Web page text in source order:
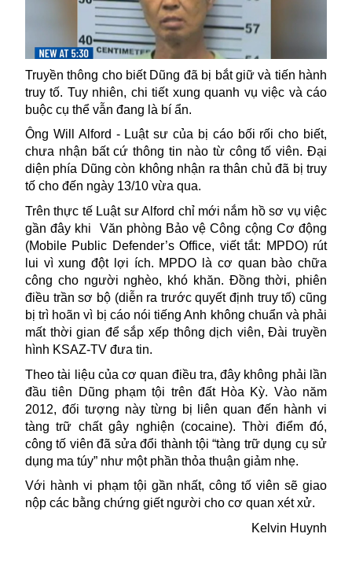
Truyền thông cho biết Dũng đã bị bắt giữ và tiến hành
truy tố. Tuy nhiên, chi tiết xung quanh vụ việc và cáo
buộc cụ thể vẫn đang là bí ẩn.
Ông Will Alford - Luật sư của bị cáo bối rối cho biết,
chưa nhận bất cứ thông tin nào từ công tố viên. Đại
diện phía Dũng còn không nhận ra thân chủ đã bị truy
tố cho đến ngày 13/10 vừa qua.
Trên thực tế Luật sư Alford chỉ mới nắm hồ sơ vụ việc
gần đây khi
Văn phòng Bảo vệ Công cộng Cơ động
(Mobile Public Defender’s Office, viết tắt: MPDO) rút
lui vì xung đột lợi ích. MPDO là cơ quan bào chữa
công cho người nghèo, khó khăn. Đồng thời, phiên
điều trần sơ bộ (diễn ra trước quyết định truy tố) cũng
bị trì hoãn vì bị cáo nói tiếng Anh không chuẩn và phải
mất thời gian để sắp xếp thông dịch viên,Đài truyền
hình KSAZ-TV đưa tin.
Theo tài liệu của cơ quan điều tra, đây không phải lần
đầu tiên Dũng phạm tội trên đất Hòa Kỳ. Vào năm
2012, đối tượng này từng bị liên quan đến hành vi
tàng trữ chất gây nghiện (cocaine). Thời điểm đó,
công tố viên đã sửa đổi thành tội “tàng trữ dụng cụ sử
dụng ma túy” như một phần thỏa thuận giảm nhẹ.
Với hành vi phạm tội gần nhất, công tố viên sẽ giao
nộp các bằng chứng giết người cho cơ quan xét xử.
Kelvin Huynh